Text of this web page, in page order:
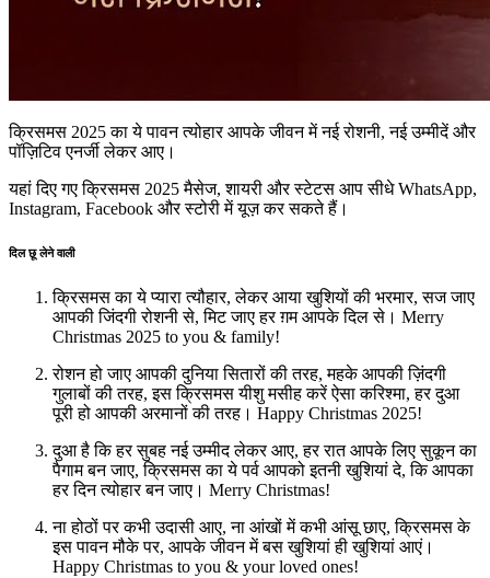
क्रिसमस 2025 का ये पावन त्योहार आपके जीवन में नई रोशनी, नई उम्मीदें और
पॉज़िटिव एनर्जी लेकर आए।
यहां दिए गए क्रिसमस 2025 मैसेज, शायरी और स्टेटस आप सीधे WhatsApp,
Instagram, Facebook और स्टोरी में यूज़ कर सकते हैं।
दिल छू लेने वाली
क्रिसमस का ये प्यारा त्यौहार, लेकर आया खुशियों की भरमार, सज जाए
आपकी जिंदगी रोशनी से, मिट जाए हर ग़म आपके दिल से। Merry
Christmas 2025 to you & family!
रोशन हो जाए आपकी दुनिया सितारों की तरह, महके आपकी ज़िंदगी
गुलाबों की तरह, इस क्रिसमस यीशु मसीह करें ऐसा करिश्मा, हर दुआ
पूरी हो आपकी अरमानों की तरह। Happy Christmas 2025!
दुआ है कि हर सुबह नई उम्मीद लेकर आए, हर रात आपके लिए सुकून का
पैगाम बन जाए, क्रिसमस का ये पर्व आपको इतनी खुशियां दे, कि आपका
हर दिन त्योहार बन जाए। Merry Christmas!
ना होठों पर कभी उदासी आए, ना आंखों में कभी आंसू छाए, क्रिसमस के
इस पावन मौके पर, आपके जीवन में बस खुशियां ही खुशियां आएं।
Happy Christmas to you & your loved ones!